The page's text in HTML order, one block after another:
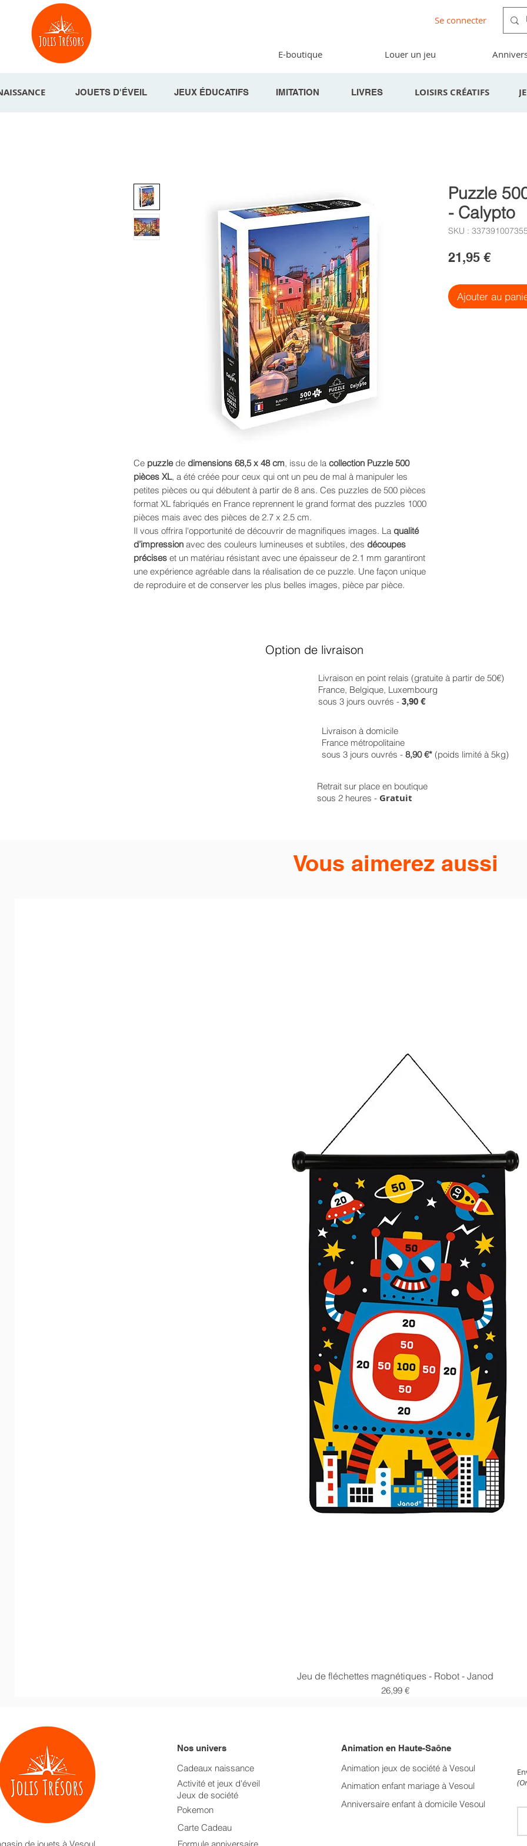
Se connecter
E-boutique Louer un jeu
JOUETS D'ÉVEIL JEUX ÉDUCATIFS IMITATION LIVRES LOISIRS CRÉATIFS
Ce puzzlede dimensions 68,5 x 48 cm, issu de la collection Puzzle 500
pièces XL, a été créée pour ceux qui ont un peu de mal à manipuler les
petites pièces ou qui débutent à partir de 8 ans. Ces puzzles de 500 pièces
format XL fabriqués en France reprennent le grand format des puzzles 1000
pièces mais avec des pièces de 2.7 x 2.5 cm.
Il vous offrira l'opportunité de découvrir de magnifiques images. La qualité
d’impression avec des couleurs lumineuses et subtiles, des découpes
précises et un matériau résistant avec une épaisseur de 2.1 mm garantiront
une expérience agréable dans la réalisation de ce puzzle. Une façon unique
de reproduire et de conserver les plus belles images, pièce par pièce.
Puzzle
- Calypto
SKU :
21,95 €Prix
Ajouter au
Option de livraison
Livraison en point relais (gratuite à partir de 50€)
France, Belgique, Luxembourg
sous 3 jours ouvrés - 3,90 €
Livraison à domicile
France métropolitaine
sous 3 jours ouvrés - 8,90 €* (poids limité à 5kg)
Retrait sur place en boutique
sous 2 heures - Gratuit
Vous aimerez aussi
Aperçu rapide
Jeu de fléchettes magnétiques - Robot - Janod
Prix
26,99 €
de jouets à Vesoul.
Nos univers
Cadeaux naissance
Activité et jeux d'éveil
Jeux de société
Pokemon
Carte Cadeau
Formule anniversaire
Animation en Haute-Saône
Animation jeux de société à Vesoul
Animation enfant mariage à Vesoul
Anniversaire enfant à domicile Vesoul